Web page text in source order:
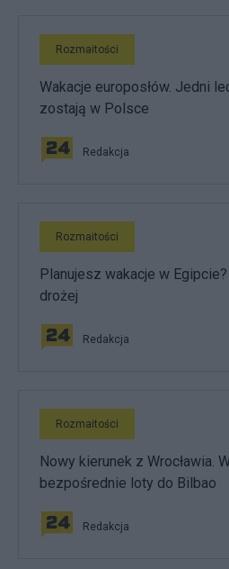
Rozmaitości
Wakacje europosłów. Jedni
zostają w Polsce
Redakcja
Rozmaitości
Planujesz wakacje w
drożej
Redakcja
Rozmaitości
Nowy kierunek z Wrocławia.
bezpośrednie loty do Bilbao
Redakcja